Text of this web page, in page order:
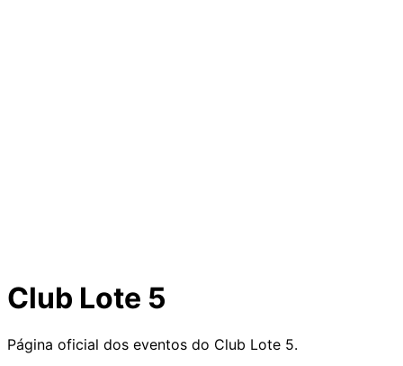
Club Lote 5
Página oficial dos eventos do Club Lote 5.